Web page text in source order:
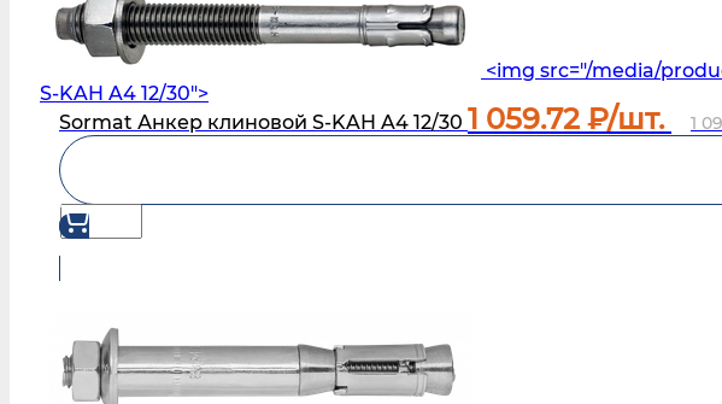
<img src="/media/
S‑KAH A4 12/30">
Sormat Анкер клиновой S‑KAH A4 12/30 1 059.72 ₽/шт. 1